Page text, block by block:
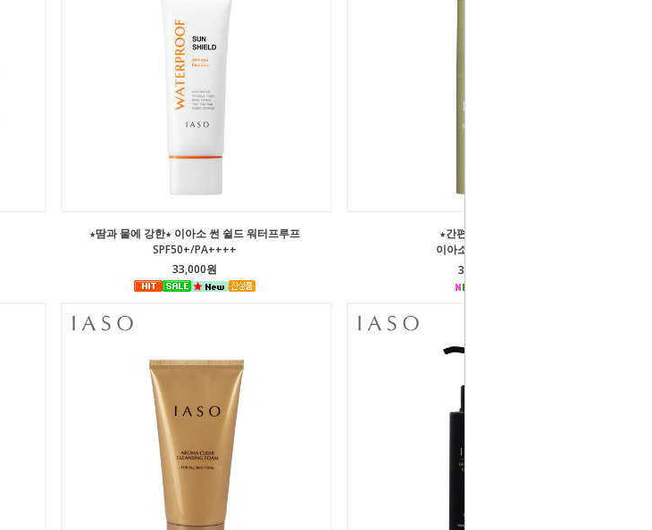
★땀과 물에 강한★ 이아소 썬 쉴드 워터프루프
SPF50+/PA++++
33,000원
★간편한 스틱 밤★
이아소 유쓰밤 10g
35,000원